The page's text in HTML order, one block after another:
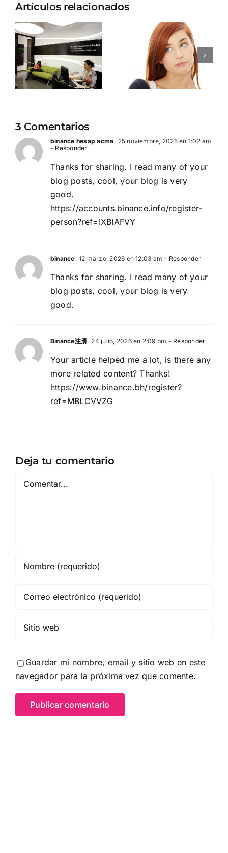
Artículos relacionados
Esto es lo
que debes
evitar en
tu rutina
de
6 mitos
vaginales
que debes
dejar de
creer
3 Comentarios
binance hesap acma
25 noviembre, 2025 en 1:02 am
- Responder
Thanks for sharing. I read many of your
blog posts, cool, your blog is very
good.
https://accounts.binance.info/register-
person?ref=IXBIAFVY
binance 12 marzo, 2026 en 12:03 am - Responder
Thanks for sharing. I read many of your
blog posts, cool, your blog is very
good.
Binance注册 24 julio, 2026 en 2:09 pm - Responder
Your article helped me a lot, is there any
more related content? Thanks!
https://www.binance.bh/register?
ref=MBLCVVZG
Deja tu comentario
Comentar
Guardar mi nombre, email y sitio web en este
navegador para la próxima vez que comente.